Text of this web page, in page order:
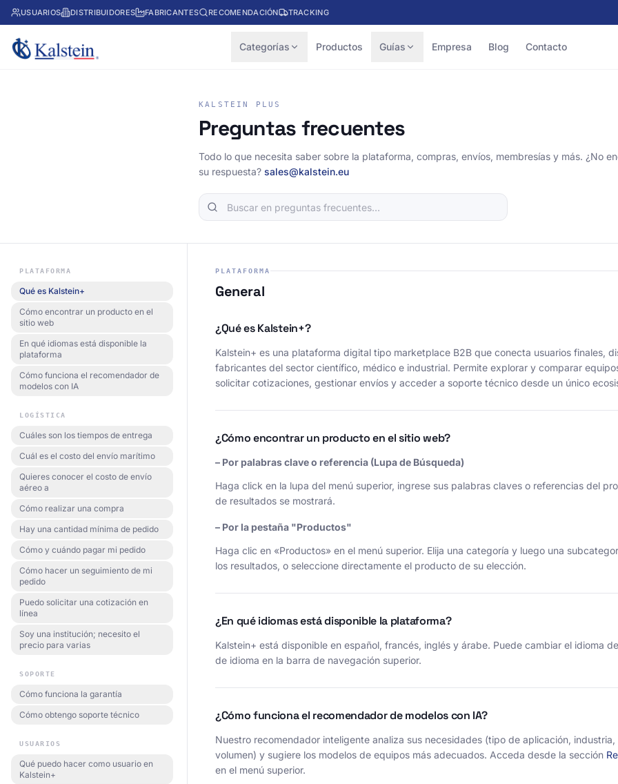
USUARIOS DISTRIBUIDORES FABRICANTES RECOMENDACIÓN TRACKING
Categorías Productos Guías Empresa Blog Contacto
KALSTEIN PLUS
Preguntas frecuentes
Todo lo que necesita saber sobre la plataforma, compras, envíos, membresías y más. ¿No
su respuesta? sales@kalstein.eu
PLATAFORMA
Qué es Kalstein+
Cómo encontrar un producto en el
sitio web
En qué idiomas está disponible la
plataforma
Cómo funciona el recomendador de
modelos con IA
LOGÍSTICA
Cuáles son los tiempos de entrega
Cuál es el costo del envío marítimo
Quieres conocer el costo de envío
aéreo a
Cómo realizar una compra
Hay una cantidad mínima de pedido
Cómo y cuándo pagar mi pedido
Cómo hacer un seguimiento de mi
pedido
Puedo solicitar una cotización en
línea
Soy una institución; necesito el
precio para varias
SOPORTE
Cómo funciona la garantía
Cómo obtengo soporte técnico
USUARIOS
Qué puedo hacer como usuario en
Kalstein+
PLATAFORMA
General
¿Qué es Kalstein+?
Kalstein+ es una plataforma digital tipo marketplace B2B que conecta usuarios finales,
fabricantes del sector científico, médico e industrial. Permite explorar y comparar
solicitar cotizaciones, gestionar envíos y acceder a soporte técnico desde un único
¿Cómo encontrar un producto en el sitio web?
– Por palabras clave o referencia (Lupa de Búsqueda)
Haga click en la lupa del menú superior, ingrese sus palabras claves o referencias del
de resultados se mostrará.
– Por la pestaña "Productos"
Haga clic en «Productos» en el menú superior. Elija una categoría y luego una
los resultados, o seleccione directamente el producto de su elección.
¿En qué idiomas está disponible la plataforma?
Kalstein+ está disponible en español, francés, inglés y árabe. Puede cambiar el idioma
de idioma en la barra de navegación superior.
¿Cómo funciona el recomendador de modelos con IA?
Nuestro recomendador inteligente analiza sus necesidades (tipo de aplicación,
volumen) y sugiere los modelos de equipos más adecuados. Acceda desde la sección
en el menú superior.